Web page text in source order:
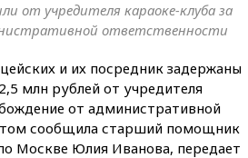
от учредителя караоке-клуба за
ответственности
и их посредник задержаны
млн рублей от учредителя
от административной
сообщила старший помощник
Москве Юлия Иванова, передает